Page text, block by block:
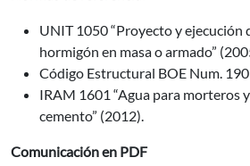
UNIT 1050 “Proyecto y ejecución
hormigón en masa o armado”
Código Estructural BOE Num.
IRAM 1601 “Agua para morteros
cemento” (2012).
Comunicación en PDF